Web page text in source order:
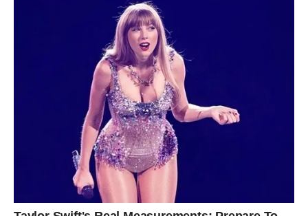
U posebnoj posudiumutite poslednjih 200 g šlaga
200 ml kisele vode.
Kada smesa postane gusta, dodajte
sve dobro sjedinite.
Ovaj čokoladno-kremasti sloj rasporedite preko
voćnog sloja.
Torta se vraća u frižider na duže hlađenje kako bi svi
slojevi očvrsli i lepo se sekli.